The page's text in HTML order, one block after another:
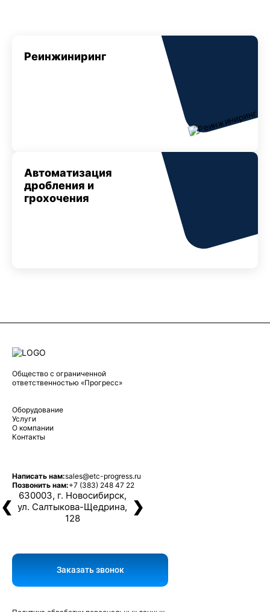
Реинжиниринг
Автоматизация
дробления и
грохочения
Общество с ограниченной
ответственностью «Прогресс»
Оборудование
Услуги
О компании
Контакты
Написать нам:sales@etc-progress.ru
Позвонить нам:+7 (383) 248 47 22
630003, г. Новосибирск,
ул. Салтыкова-Щедрина,
128
❮ ❯
Заказать звонок